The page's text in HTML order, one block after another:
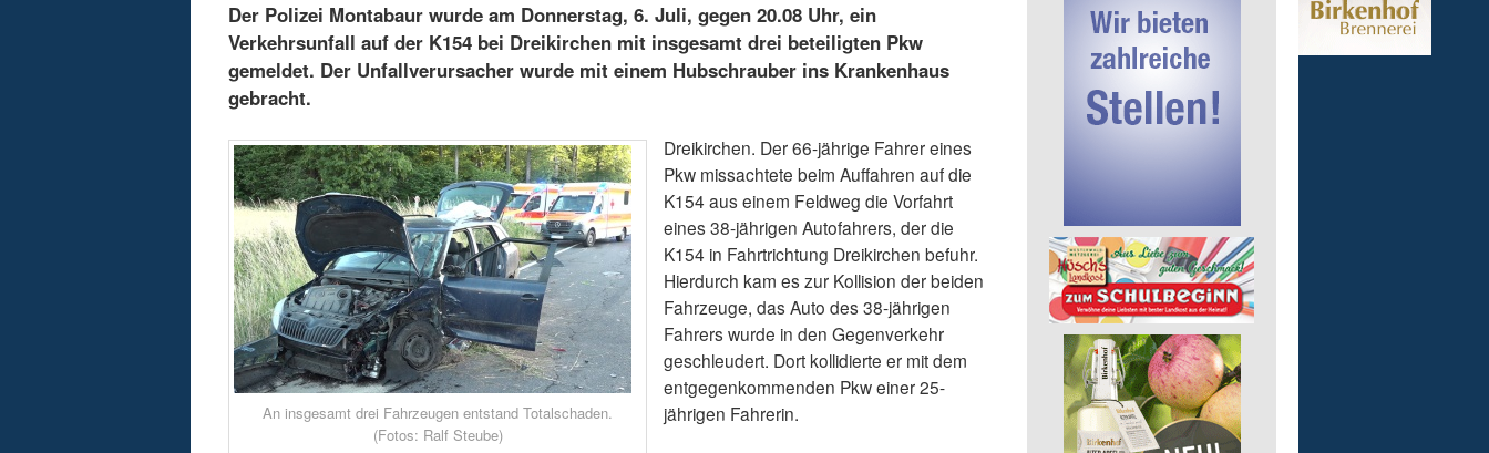
Der Polizei Montabaur wurde am Donnerstag, 6. Juli, gegen 20.08 Uhr, ein
Verkehrsunfall auf der K154 bei Dreikirchen mit insgesamt drei beteiligten Pkw
gemeldet. Der Unfallverursacher wurde mit einem Hubschrauber ins Krankenhaus
gebracht.
An insgesamt drei Fahrzeugen entstand Totalschaden.
(Fotos: Ralf Steube)
Dreikirchen. Der 66-jährige Fahrer eines
Pkw missachtete beim Auffahren auf die
K154 aus einem Feldweg die Vorfahrt
eines 38-jährigen Autofahrers, der die
K154 in Fahrtrichtung Dreikirchen befuhr.
Hierdurch kam es zur Kollision der beiden
Fahrzeuge, das Auto des 38-jährigen
Fahrers wurde in den Gegenverkehr
geschleudert. Dort kollidierte er mit dem
entgegenkommenden Pkw einer 25-
jährigen Fahrerin.